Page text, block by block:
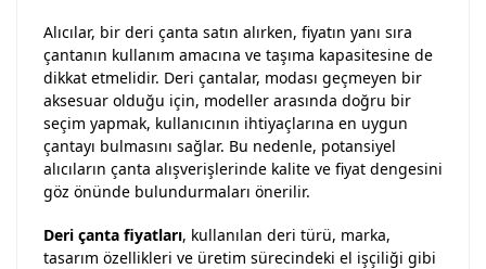
Alıcılar, bir deri çanta satın alırken, fiyatın yanı sıra
çantanın kullanım amacına ve taşıma kapasitesine de
dikkat etmelidir. Deri çantalar, modası geçmeyen bir
aksesuar olduğu için, modeller arasında doğru bir
seçim yapmak, kullanıcının ihtiyaçlarına en uygun
çantayı bulmasını sağlar. Bu nedenle, potansiyel
alıcıların çanta alışverişlerinde kalite ve fiyat dengesini
göz önünde bulundurmaları önerilir.
Deri çanta fiyatları, kullanılan deri türü, marka,
tasarım özellikleri ve üretim sürecindeki el işçiliği gibi